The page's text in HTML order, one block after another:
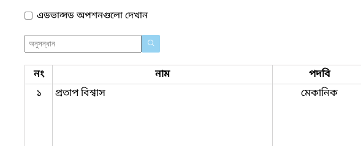
এডভান্সড অপশনগুলো দেখান
নং নাম পদবি
১
প্রতাপ বিশ্বাস মেকানিক